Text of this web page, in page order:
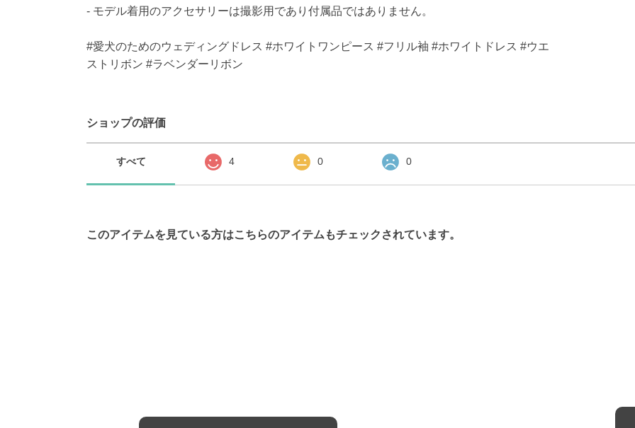
- モデル着用のアクセサリーは撮影用であり付属品ではありません。
#愛犬のためのウェディングドレス #ホワイトワンピース #フリル袖 #ホワイトドレス #ウエ
ストリボン #ラベンダーリボン
ショップの評価
すべて 4 0 0
このアイテムを見ている方はこちらのアイテムもチェックされています。